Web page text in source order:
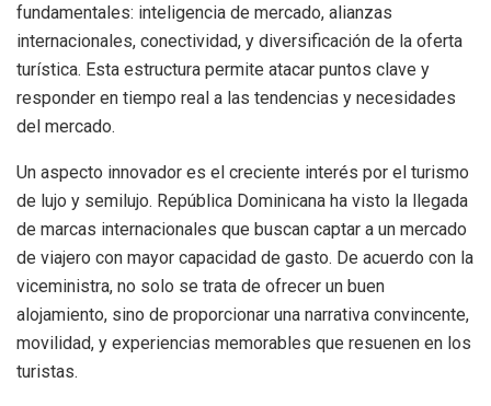
fundamentales: inteligencia de mercado, alianzas
internacionales, conectividad, y diversificación de la oferta
turística. Esta estructura permite atacar puntos clave y
responder en tiempo real a las tendencias y necesidades
del mercado.
Un aspecto innovador es el creciente interés por el turismo
de lujo y semilujo. República Dominicana ha visto la llegada
de marcas internacionales que buscan captar a un mercado
de viajero con mayor capacidad de gasto. De acuerdo con la
viceministra, no solo se trata de ofrecer un buen
alojamiento, sino de proporcionar una narrativa convincente,
movilidad, y experiencias memorables que resuenen en los
turistas.